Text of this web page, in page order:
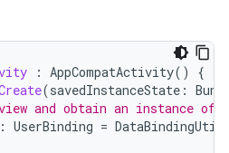
: AppCompatActivity()
{
(savedInstanceState :
and obtain an instance of
: UserBinding = DataBindingUtil